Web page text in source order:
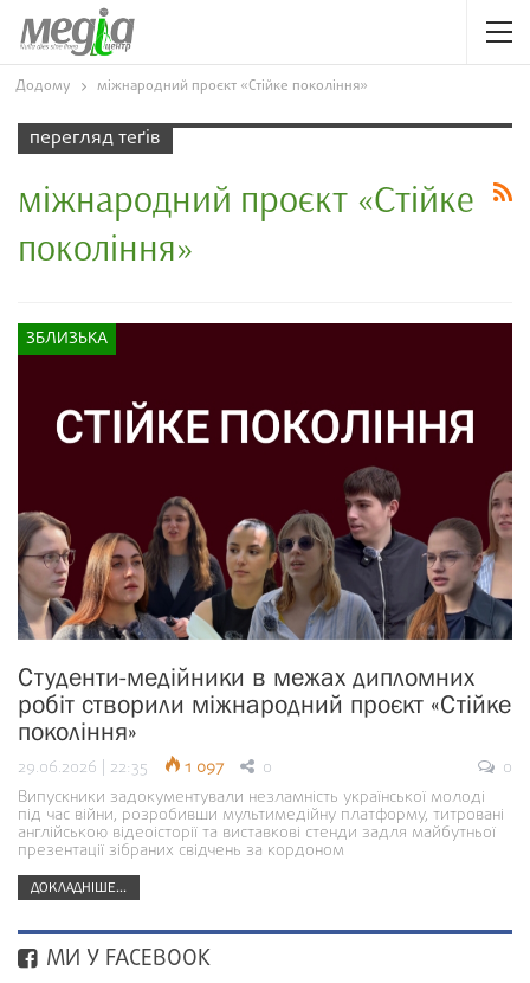
Додому міжнародний проєкт «Стійке покоління»
перегляд теґів
міжнародний проєкт «Стійке
покоління»
ЗБЛИЗЬКА
Студенти-медійники в межах дипломних
робіт створили міжнародний проєкт «Стійке
покоління»
29.06.2026 | 22:35 1 097 0
0
Випускники задокументували незламність української молоді
під час війни, розробивши мультимедійну платформу, титровані
англійською відеоісторії та виставкові стенди задля майбутньої
презентації зібраних свідчень за кордоном
ДОКЛАДНІШЕ...
МИ У FACEBOOK